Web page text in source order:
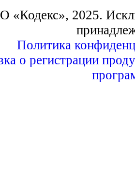
«Кодекс», 2025.
Политика
о регистрации